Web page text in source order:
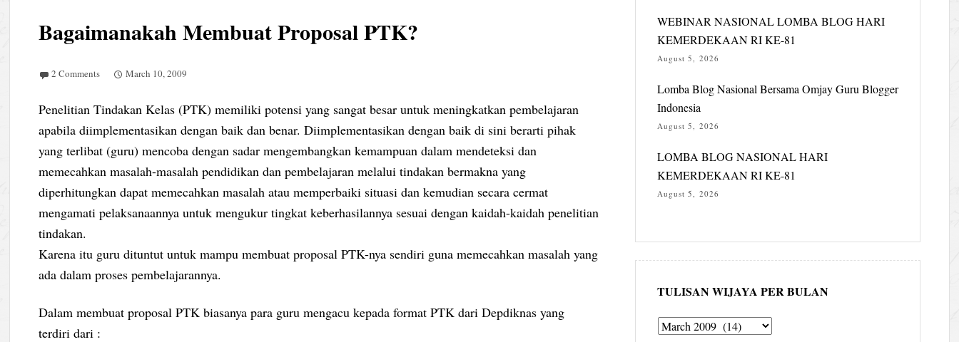
Bagaimanakah Membuat Proposal PTK?
2 Comments March 10, 2009
Penelitian Tindakan Kelas (PTK) memiliki potensi yang sangat besar untuk meningkatkan pembelajaran
apabila diimplementasikan dengan baik dan benar. Diimplementasikan dengan baik di sini berarti pihak
yang terlibat (guru) mencoba dengan sadar mengembangkan kemampuan dalam mendeteksi dan
memecahkan masalah-masalah pendidikan dan pembelajaran melalui tindakan bermakna yang
diperhitungkan dapat memecahkan masalah atau memperbaiki situasi dan kemudian secara cermat
mengamati pelaksanaannya untuk mengukur tingkat keberhasilannya sesuai dengan kaidah-kaidah penelitian
tindakan.
Karena itu guru dituntut untuk mampu membuat proposal PTK-nya sendiri guna memecahkan masalah yang
ada dalam proses pembelajarannya.
Dalam membuat proposal PTK biasanya para guru mengacu kepada format PTK dari Depdiknas yang
terdiri dari :
WEBINAR NASIONAL LOMBA BLOG HARI
KEMERDEKAAN RI KE-81
August 5, 2026
Lomba Blog Nasional Bersama Omjay Guru Blogger
Indonesia
August 5, 2026
LOMBA BLOG NASIONAL HARI
KEMERDEKAAN RI KE-81
August 5, 2026
TULISAN WIJAYA PER BULAN
Tulisan